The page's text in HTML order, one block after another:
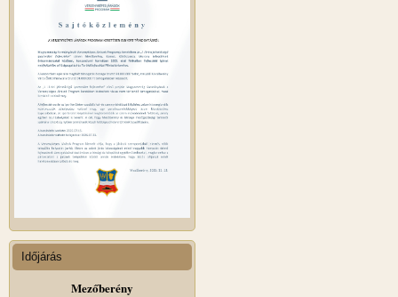
Időjárás
Mezőberény